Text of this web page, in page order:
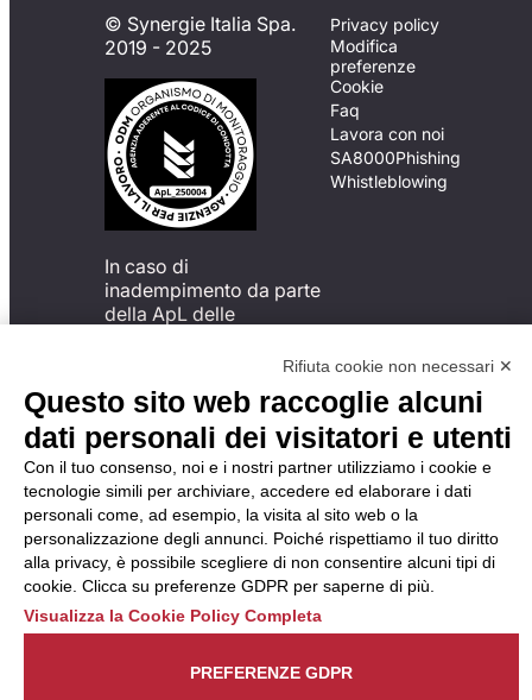
© Synergie Italia Spa.
2019 - 2025
In caso di
inadempimento da parte
della ApL delle
del Codice di Condotta, è
possibile presentare un
reclamo
all’Organismo di
Monitoraggio utilizzando
una delle modalità
descritte al seguente
indirizzo web
https://odm-
agenzielavoro.it/reclami/ .
Privacy policy
Modifica
preferenze
Cookie
Faq
Lavora con noi
SA8000Phishing
Whistleblowing
Rifiuta cookie non necessari ✕
Questo sito web raccoglie alcuni
dati personali dei visitatori e utenti
Con il tuo consenso, noi e i nostri partner utilizziamo i cookie e
tecnologie simili per archiviare, accedere ed elaborare i dati
personali come, ad esempio, la visita al sito web o la
personalizzazione degli annunci. Poiché rispettiamo il tuo diritto
alla privacy, è possibile scegliere di non consentire alcuni tipi di
cookie. Clicca su preferenze GDPR per saperne di più.
Visualizza la Cookie Policy Completa
PREFERENZE GDPR